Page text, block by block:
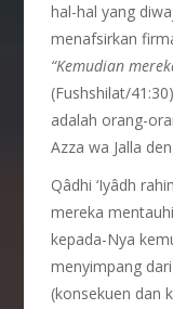
hal-hal yang
menafsirkan
“Kemudian
(Fushshilat/
adalah orang-
Azza wa Jalla
Qâdhi ‘Iyâdh
mereka
kepada-Nya
menyimpang
(konsekuen dan